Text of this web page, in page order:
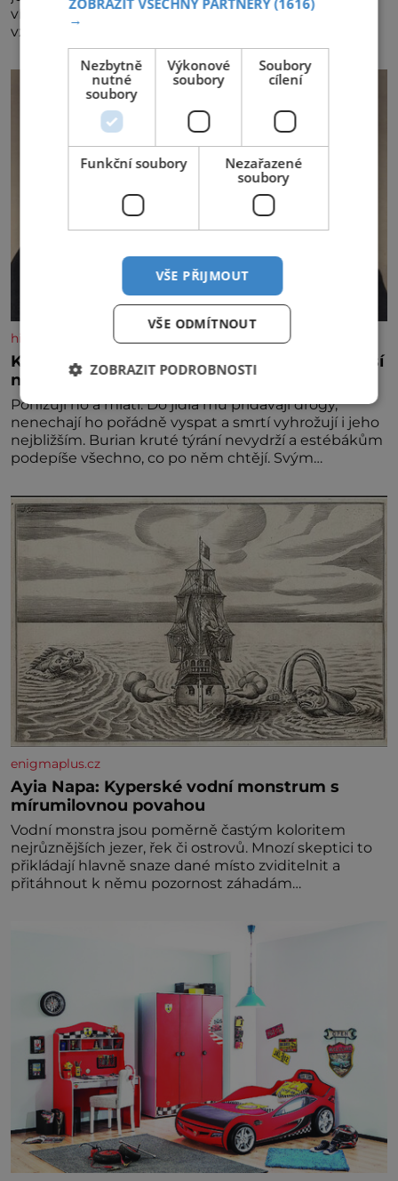
vína. Ta vybírala odborná porota z celkem 1260
historyplus.cz
Kněz Bohuslav Burian: Metody StB byly horší
než gestapácké trýznění
Ponižují ho a mlátí. Do jídla mu přidávají drogy,
nenechají ho pořádně vyspat a smrtí vyhrožují i jeho
nejbližším. Burian kruté týrání nevydrží a estébákům
podepíše všechno, co po něm chtějí. Svým
výslechů nikdo nevyvíjel fyzický ani psychický nátlak.
Syn brněnského řezníka chce být knězem a
enigmaplus.cz
Ayia Napa: Kyperské vodní monstrum s
mírumilovnou povahou
Vodní monstra jsou poměrně častým koloritem
nejrůznějších jezer, řek či ostrovů. Mnozí skeptici to
přikládají hlavně snaze dané místo zviditelnit a
přitáhnout k němu pozornost záhadám
ZOBRAZIT VŠECHNY PARTNERY(1616)
→
Nezbytně
nutné
soubory
Výkonové
soubory
Soubory
cílení
Funkční soubory
Nezařazené
soubory
VŠE PŘIJMOUT
VŠE ODMÍTNOUT
ZOBRAZIT PODROBNOSTI